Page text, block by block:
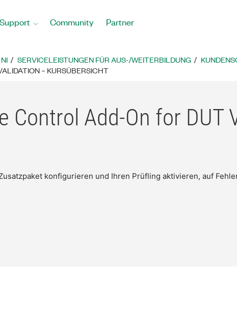
Support Community Partner
SERVICELEISTUNGEN FÜR AUS-/WEITERBILDUNG
– KURSÜBERSICHT
Control Add-On for DUT
konfigurieren und Ihren Prüfling aktivieren, auf